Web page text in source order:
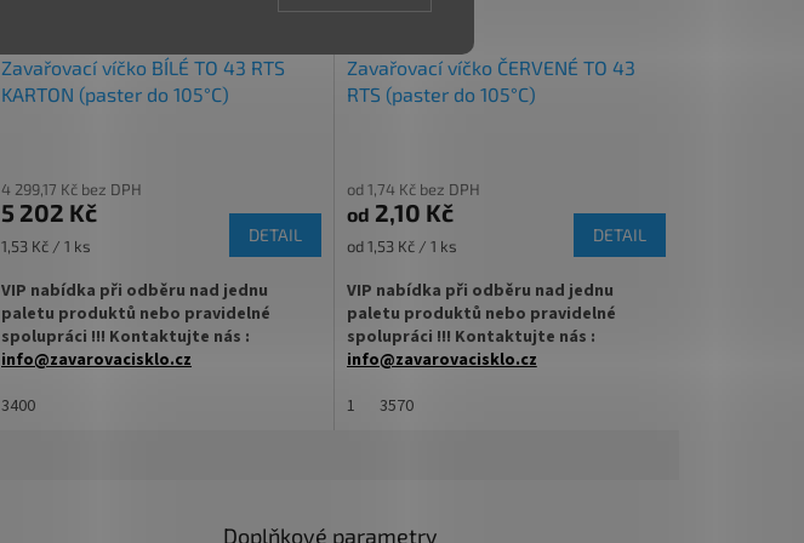
ihned k odeslání!
✅Paletu za výhodnější cenu
objednejteZDE
A
Zavařovací víčko BÍLÉ TO 43 RTS
KARTON (paster do 105°C)
4 299,17 Kč bez DPH
5 202 Kč
Měrná
1,53 Kč / 1 ks
DETAIL
VIP nabídka při odběru nad jednu
paletu produktů nebo pravidelné
spolupráci !!! Kontaktujte nás :
info@zavarovacisklo.cz
✅Víčko Twist Off na malou zavařovací
3400
Zavařovací víčko ČERVENÉ TO 43
RTS (paster do 105°C)
od 1,74 Kč bez DPH
od 2,10 Kč
Měrná
od 1,53 Kč / 1 ks
DETAIL
VIP nabídka při odběru nad jednu
paletu produktů nebo pravidelné
spolupráci !!! Kontaktujte nás :
info@zavarovacisklo.cz
✅
Víčko na sklenici s uzávěrem typu Twist
1 3570
Doplňkové parametry